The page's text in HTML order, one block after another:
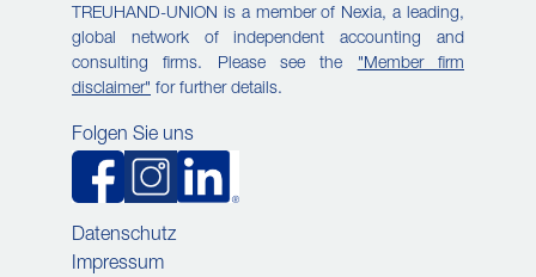
TREUHAND-UNION is a member of Nexia, a leading,
global network of independent accounting and
consulting firms. Please see the "Member firm
disclaimer" for further details.
Datenschutz
Impressum
Folgen Sie uns